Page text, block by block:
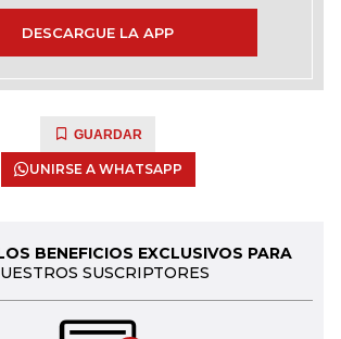
DESCARGUE LA APP
GUARDAR
UNIRSE A WHATSAPP
BENEFICIOS EXCLUSIVOS PARA
SUSCRIPTORES